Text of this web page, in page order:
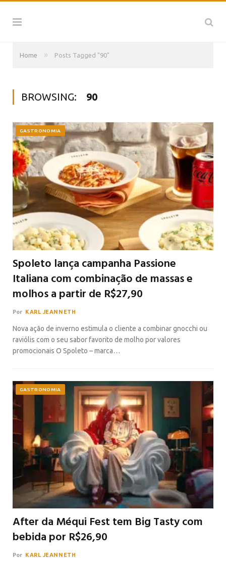
Home » Posts Tagged "90"
BROWSING: 90
GASTRONOMIA
Spoleto lança campanha Passione
Italiana com combinação de massas e
molhos a partir de R$27,90
Por KARL JEANNETH
Nova ação de inverno estimula o cliente a combinar gnocchi ou
raviólis com o seu sabor favorito de molho por valores
promocionais O Spoleto – marca…
GASTRONOMIA
After da Méqui Fest tem Big Tasty com
bebida por R$26,90
Por KARL JEANNETH